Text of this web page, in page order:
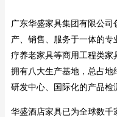
广东华盛家具集团有限公司
产、销售、服务于一体的
疗养老家具等商用工程类家
拥有八大生产基地，总占地
研发中心、国际化的产品检
华盛酒店家具已为全球数千